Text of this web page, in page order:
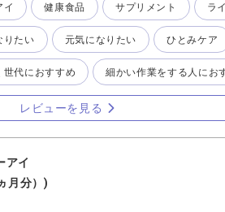
でOK。 私は朝食の時に一緒に飲んでい
ミドル世代の皆さん、ぜひお試しくだ
イ 健康食品 サプリメント ラ
りたい 元気になりたい ひとみケア
世代におすすめ 細かい作業をする人にお
レビューを見る
アイ
月分）)